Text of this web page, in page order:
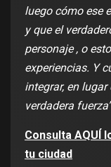
luego cómo ese
y que el
personaje , o
experiencias. Y
integrar, en
verdadera
Consulta AQUÍ
tu ciudad